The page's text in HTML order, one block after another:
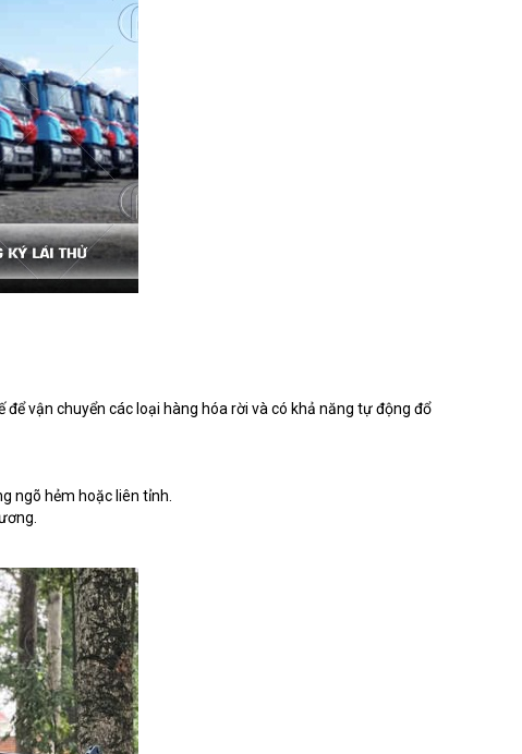
để vận chuyển các loại hàng hóa rời và có khả năng tự động đổ
ngõ hẻm hoặc liên tỉnh.